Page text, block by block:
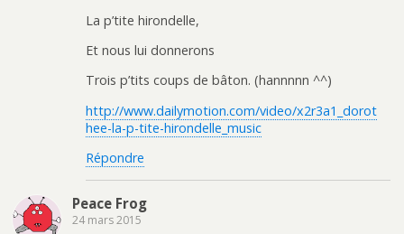
La p’tite hirondelle,
Et nous lui donnerons
Trois p’tits coups de bâton. (hannnnn ^^)
http://www.dailymotion.com/video/x2r3a1_dorot
hee-la-p-tite-hirondelle_music
Répondre
Peace Frog
24 mars 2015